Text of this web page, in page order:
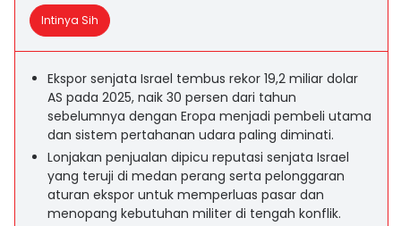
Intinya Sih
Ekspor senjata Israel tembus rekor 19,2 miliar dolar
AS pada 2025, naik 30 persen dari tahun
sebelumnya dengan Eropa menjadi pembeli utama
dan sistem pertahanan udara paling diminati.
Lonjakan penjualan dipicu reputasi senjata Israel
yang teruji di medan perang serta pelonggaran
aturan ekspor untuk memperluas pasar dan
menopang kebutuhan militer di tengah konflik.